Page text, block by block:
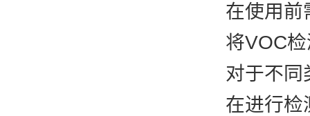
在使用前需
将VOC检测
对于不同类
在进行检测